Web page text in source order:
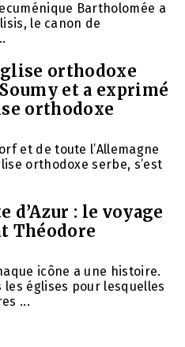
Bartholomée a
le canon de
orthodoxe
et a exprimé
orthodoxe
et de toute l’Allemagne
orthodoxe serbe, s’est
d’Azur : le voyage
Théodore
icône a une histoire.
églises pour lesquelles
...